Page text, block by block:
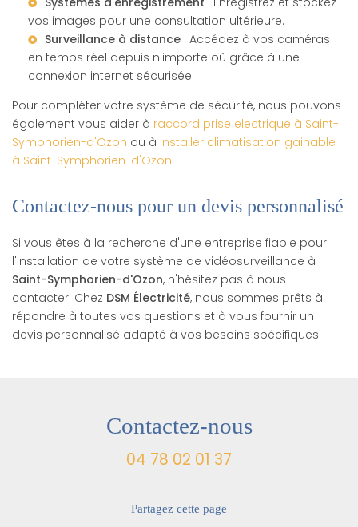
vos images pour une consultation ultérieure.
Surveillance à distance : Accédez à vos caméras
en temps réel depuis n'importe où grâce à une
connexion internet sécurisée.
Pour compléter votre système de sécurité, nous pouvons
également vous aider à raccord prise electrique à Saint-
Symphorien-d'Ozon ou à installer climatisation gainable
à Saint-Symphorien-d'Ozon.
Contactez-nous pour un devis personnalisé
Si vous êtes à la recherche d'une entreprise fiable pour
l'installation de votre système de vidéosurveillance à
Saint-Symphorien-d'Ozon, n'hésitez pas à nous
contacter. Chez DSM Électricité, nous sommes prêts à
répondre à toutes vos questions et à vous fournir un
devis personnalisé adapté à vos besoins spécifiques.
Contactez-nous
04 78 02 01 37
Partagez cette page